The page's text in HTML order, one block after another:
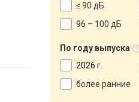
≤ 90 дБ
96 – 100 дБ
По году выпуска
2026 г.
более ранние